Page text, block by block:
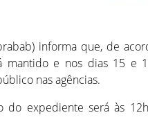
informa que, de
mantido e nos dias 15 e
nas agências.
do expediente será às